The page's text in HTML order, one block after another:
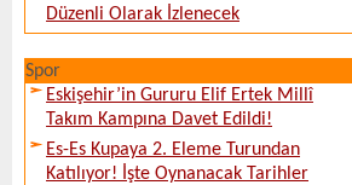
Düzenli Olarak İzlenecek
Spor
Eskişehir’in Gururu Elif Ertek Millî
Takım Kampına Davet Edildi!
Es-Es Kupaya 2. Eleme Turundan
Katılıyor! İşte Oynanacak Tarihler